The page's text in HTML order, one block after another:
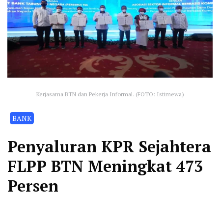
Kerjasama BTN dan Pekerja Informal. (FOTO: Istimewa)
BANK
Penyaluran KPR Sejahtera
FLPP BTN Meningkat 473
Persen